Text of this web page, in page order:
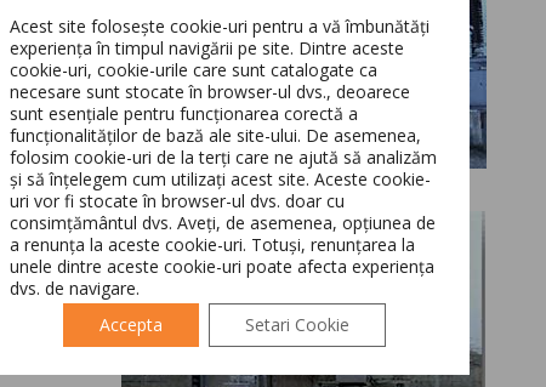
Switch The Language
Română English
Acest site folosește cookie-uri pentru a vă îmbunătăți
experiența în timpul navigării pe site. Dintre aceste
cookie-uri, cookie-urile care sunt catalogate ca
necesare sunt stocate în browser-ul dvs., deoarece
sunt esențiale pentru funcționarea corectă a
funcționalităților de bază ale site-ului. De asemenea,
folosim cookie-uri de la terți care ne ajută să analizăm
și să înțelegem cum utilizați acest site. Aceste cookie-
uri vor fi stocate în browser-ul dvs. doar cu
consimțământul dvs. Aveți, de asemenea, opțiunea de
a renunța la aceste cookie-uri. Totuși, renunțarea la
unele dintre aceste cookie-uri poate afecta experiența
dvs. de navigare.
Accepta
Setari Cookie